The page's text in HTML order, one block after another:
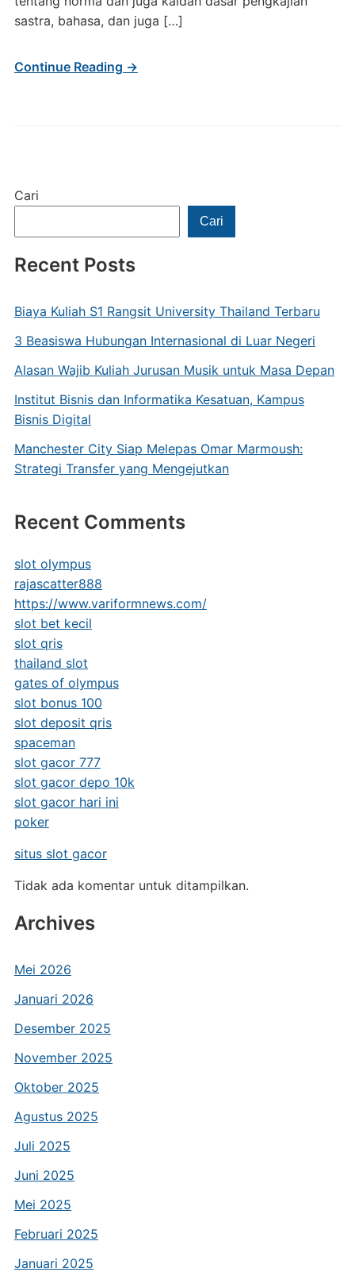
Cari
Cari
Recent Posts
Biaya Kuliah S1 Rangsit University Thailand Terbaru
3 Beasiswa Hubungan Internasional di Luar Negeri
Alasan Wajib Kuliah Jurusan Musik untuk Masa Depan
Institut Bisnis dan Informatika Kesatuan, Kampus
Bisnis Digital
Manchester City Siap Melepas Omar Marmoush:
Strategi Transfer yang Mengejutkan
Recent Comments
slot olympus
rajascatter888
https://www.variformnews.com/
slot bet kecil
slot qris
thailand slot
gates of olympus
slot bonus 100
slot deposit qris
spaceman
slot gacor 777
slot gacor depo 10k
slot gacor hari ini
poker
situs slot gacor
Tidak ada komentar untuk ditampilkan.
Archives
Mei 2026
Januari 2026
Desember 2025
November 2025
Oktober 2025
Agustus 2025
Juli 2025
Juni 2025
Mei 2025
Februari 2025
Januari 2025
sastra, bahasa, dan juga […]
Continue Reading →